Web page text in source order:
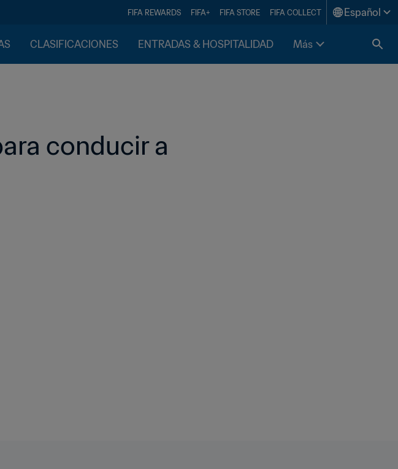
FIFA REWARDS FIFA+ FIFA STORE FIFA COLLECT Español
CLASIFICACIONES ENTRADAS & HOSPITALIDAD Más
conducir a